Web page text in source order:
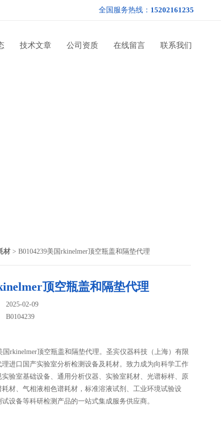
全国服务热线： 15202161235
技术文章 公司资质 在线留言 联系我们
材 > B0104239美国rkinelmer顶空瓶盖和隔垫代理
顶空瓶盖和隔垫代理
2025-02-09
B0104239
国rkinelmer顶空瓶盖和隔垫代理。圣宾仪器科技（上海）有限
理进口国产实验室分析检测设备及耗材。致力成为向科学工作
实验室基础设备、通用分析仪器、实验室耗材、光谱标样、原
耗材、气相液相色谱耗材，标准溶液试剂、工业环境试验设
设备等科研检测产品的一站式集成服务供应商。